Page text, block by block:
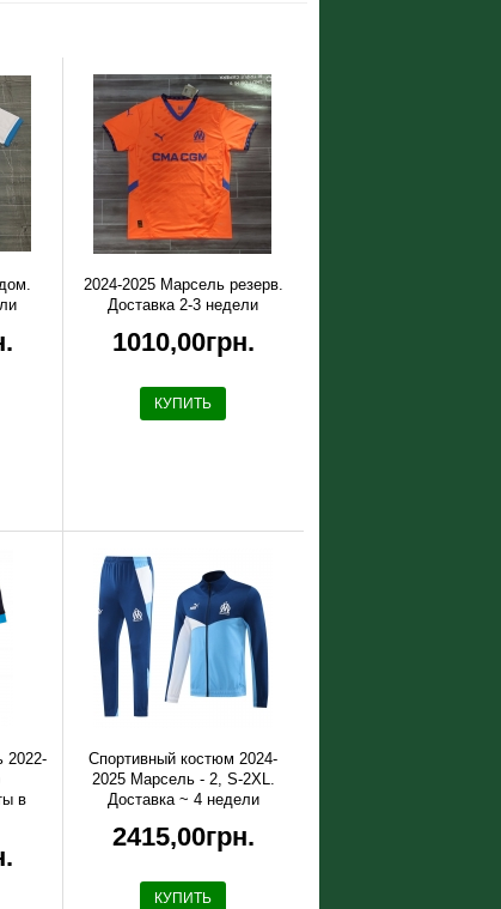
2024-2025 Марсель резерв.
Доставка 2-3 недели
1010,00грн.
КУПИТЬ
2022-
в
Спортивный костюм 2024-
2025 Марсель - 2, S-2XL.
Доставка ~ 4 недели
2415,00грн.
КУПИТЬ